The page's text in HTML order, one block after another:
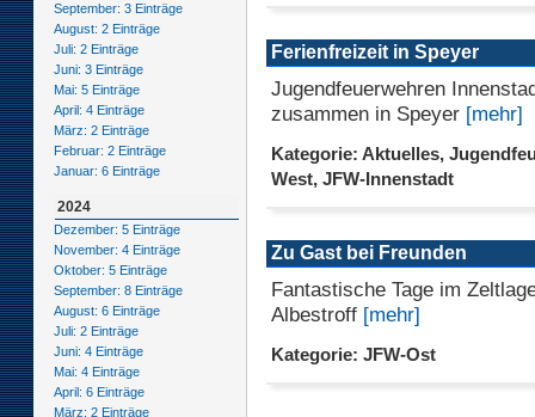
September: 3 Einträge
August: 2 Einträge
Juli: 2 Einträge
Juni: 3 Einträge
Mai: 5 Einträge
April: 4 Einträge
März: 2 Einträge
Februar: 2 Einträge
Januar: 6 Einträge
2024
Dezember: 5 Einträge
November: 4 Einträge
Oktober: 5 Einträge
September: 8 Einträge
August: 6 Einträge
Juli: 2 Einträge
Juni: 4 Einträge
Mai: 4 Einträge
April: 6 Einträge
März: 2 Einträge
Ferienfreizeit in Speyer
Jugendfeuerwehren
zusammen in Speyer [mehr]
Kategorie: Aktuelles,
West, JFW-Innenstadt
Zu Gast bei Freunden
Fantastische Tage im
Albestroff [mehr]
Kategorie: JFW-Ost